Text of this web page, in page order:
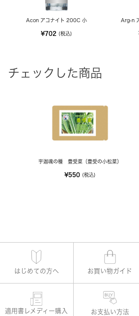
Acon アコナイト 200C 小
¥702 (税込)
Arg-n
チェックした商品
宇迦魂の種 豊受菜（豊受の小松菜）
¥550 (税込)
はじめての方へ お買い物ガイド
適用書レメディー購入 お支払い方法